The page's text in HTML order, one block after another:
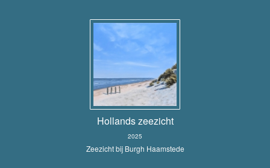
Hollands zeezicht
2025
Zeezicht bij Burgh Haamstede